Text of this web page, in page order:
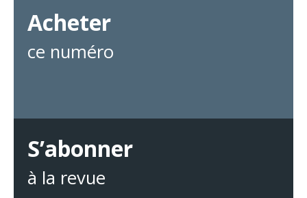
Acheter
ce numéro
S’abonner
à la revue